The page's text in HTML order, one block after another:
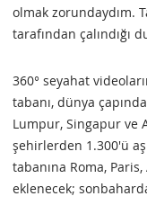
olmak zorundaydım.
tarafından çalındığı
360° seyahat
tabanı, dünya
Lumpur, Singapur ve
şehirlerden 1.300'ü
tabanına Roma,
eklenecek;